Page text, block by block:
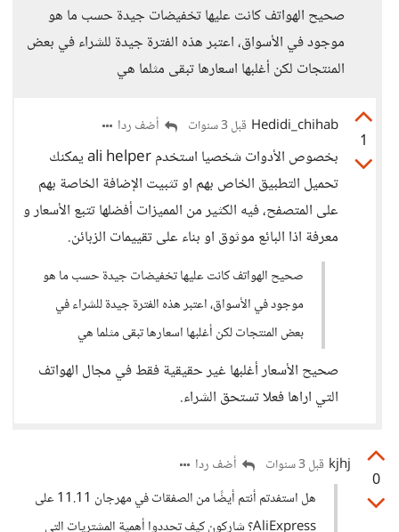
صحيح الهواتف كانت عليها تخفيضات جيدة حسب ما هو
موجود في الأسواق، اعتبر هذه الفترة جيدة للشراء في بعض
المنتجات لكن أغلبها اسعارها تبقى مثلما هي
1
Hedidi_chihab قبل 3 سنوات أضف ردا
بخصوص الأدوات شخصيا استخدم ali helper يمكنك
تحميل التطبيق الخاص بهم او تثبيت الإضافة الخاصة بهم
على المتصفح، فيه الكثير من المميزات أفضلها تتبع الأسعار و
معرفة اذا البائع موثوق او بناء على تقييمات الزبائن.
صحيح الهواتف كانت عليها تخفيضات جيدة حسب ما هو
موجود في الأسواق، اعتبر هذه الفترة جيدة للشراء في
بعض المنتجات لكن أغلبها اسعارها تبقى مثلما هي
صحيح الأسعار أغلبها غير حقيقية فقط في مجال الهواتف
التي اراها فعلا تستحق الشراء.
0
kjhj قبل 3 سنوات
أضف ردا
هل استفدتم أنتم أيضًا من الصفقات في مهرجان 11.11 على